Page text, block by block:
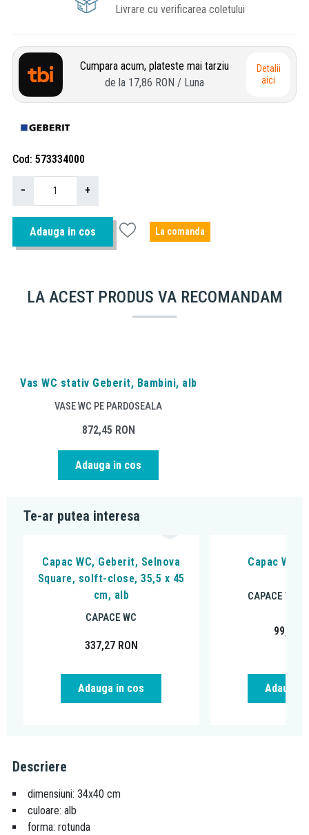
Livrare cu verificarea coletului
Cumpara acum, plateste mai tarziu
de la 17,86 RON / Luna
Detalii
aici
Cod 573334000
− +
Adauga in cos La comanda
LA ACEST PRODUS VA RECOMANDAM
Vas WC stativ Geberit, Bambini, alb
VASE WC PE PARDOSEALA
872,45 RON
Adauga in cos
Te-ar putea interesa
Capac WC, Geberit, Selnova
Square, solft-close, 35,5 x 45
cm, alb
CAPACE WC
337,27 RON
Adauga in cos
Capac WC
CAPACE WC
99,98
Adauga
Descriere
dimensiuni: 34x40 cm
culoare: alb
forma: rotunda